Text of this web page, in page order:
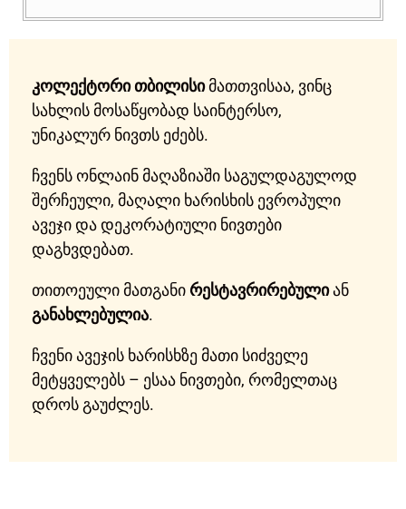
კოლექტორი თბილისიმათთვისაა, ვინც
სახლის მოსაწყობად საინტერსო,
უნიკალურ ნივთს ეძებს.
ჩვენს ონლაინ მაღაზიაში საგულდაგულოდ
შერჩეული, მაღალი ხარისხის ევროპული
ავეჯი და დეკორატიული ნივთები
დაგხვდებათ.
თითოეული მათგანირესტავრირებულიან
განახლებულია.
ჩვენი ავეჯის ხარისხზე მათი სიძველე
მეტყველებს – ესაა ნივთები, რომელთაც
დროს გაუძლეს.